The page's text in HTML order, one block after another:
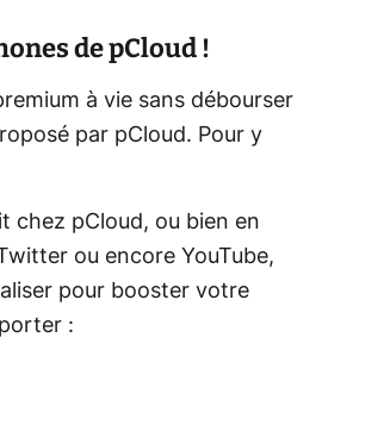
de pCloud !
à vie sans débourser
par pCloud. Pour y
chez pCloud, ou bien en
ou encore YouTube,
pour booster votre
: